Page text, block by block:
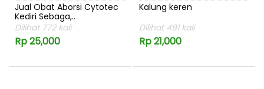
Jual Obat Aborsi Cytotec
Kediri Sebaga,..
Dilihat 772 kali
Rp 25,000
Kalung keren
Dilihat 491 kali
Rp 21,000